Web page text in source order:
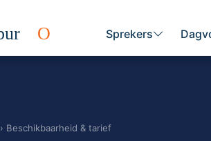
Sprekers
› Beschikbaarheid & tarief